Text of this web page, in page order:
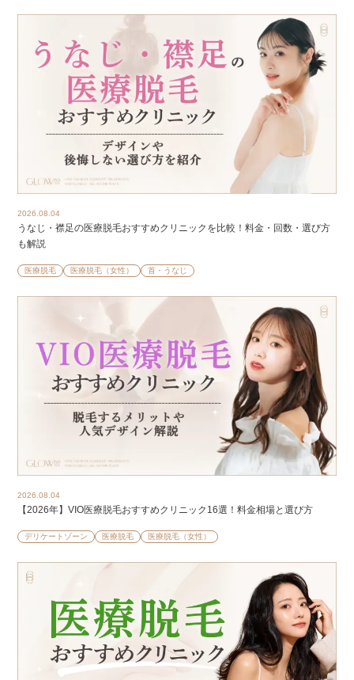
2026.08.04
うなじ・襟足の医療脱毛おすすめクリニックを比較！料金・回数・選び方
も解説
医療脱毛 医療脱毛（女性） 首・うなじ
2026.08.04
【2026年】VIO医療脱毛おすすめクリニック16選！料金相場と選び方
デリケートゾーン 医療脱毛 医療脱毛（女性）